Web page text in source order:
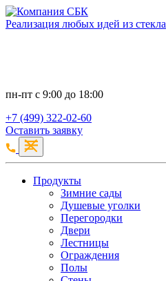
Реализация любых идей из стекла
пн-пт с 9:00 до 18:00
+7 (499) 322-02-60
Оставить заявку
Продукты
Зимние сады
Душевые уголки
Перегородки
Двери
Лестницы
Ограждения
Полы